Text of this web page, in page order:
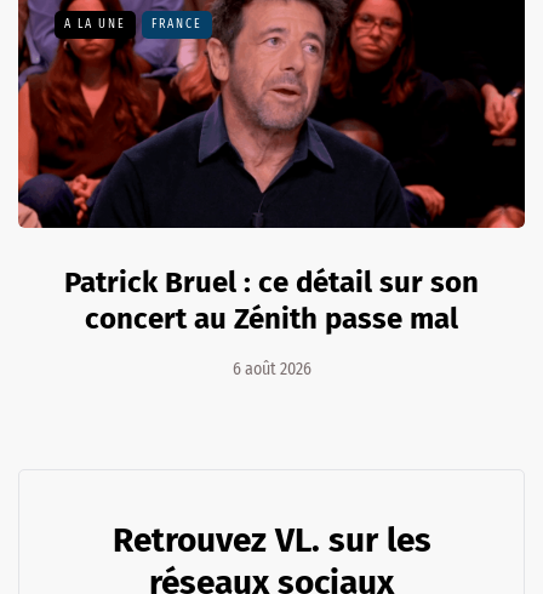
A LA UNE FRANCE
Patrick Bruel : ce détail sur son
concert au Zénith passe mal
6 août 2026
Retrouvez VL. sur les
réseaux sociaux